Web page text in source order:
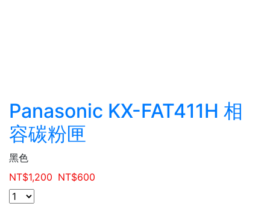
Panasonic KX-FAT411H 相
容碳粉匣
黑色
NT$1,200 NT$600